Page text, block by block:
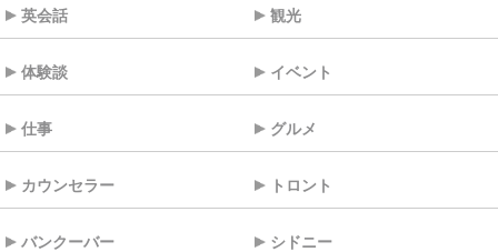
英会話 観光
体験談 イベント
仕事 グルメ
カウンセラー トロント
バンクーバー シドニー